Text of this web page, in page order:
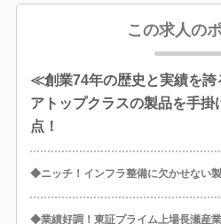
この求人の
≪創業74年の歴史と実績を
アトップクラスの製品を手掛
点！
◆ニッチ！インフラ整備に欠かせない
◆業績好調！東証プライム上場長瀬産